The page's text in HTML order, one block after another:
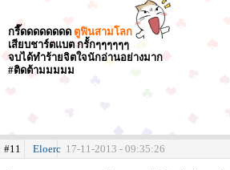
กรี๊ดดดดดดดด ตูฟินสามโลก
เสียบชาร์ตแบต กรั้กๆๆๆๆๆๆ
จบได้ทำร้ายจิตใจนักอ่านอย่างมาก
#ติดต้ามมมมม
#11 Eloerc 17-11-2013 - 09:35:26